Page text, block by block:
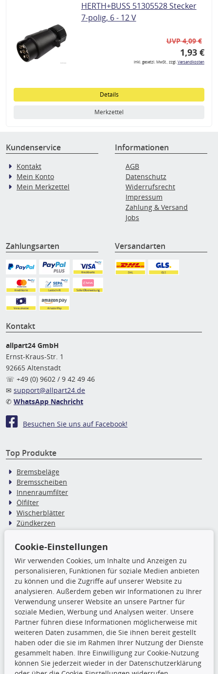
HERTH+BUSS 51305528 Stecker
7-polig, 6 - 12 V
UVP 4,09 €
1,93 €
inkl. gesetzl. MwSt., zzgl.Versandkosten
Details
Merkzettel
Kundenservice
Kontakt
Mein Konto
Mein Merkzettel
Informationen
AGB
Datenschutz
Widerrufsrecht
Impressum
Zahlung & Versand
Jobs
Zahlungsarten Versandarten
Kontakt
allpart24 GmbH
Ernst-Kraus-Str. 1
92665 Altenstadt
☏ +49 (0) 9602 / 9 42 49 46
✉ support@allpart24.de
✆ WhatsApp Nachricht
Besuchen Sie uns auf Facebook!
Top Produkte
Bremsbeläge
Bremsscheiben
Innenraumfilter
Ölfilter
Wischerblätter
Zündkerzen
TecDoc Inside
Die hier angezeigten Daten,
insbesondere die gesamte Datenbank,
dürfen nicht kopiert werden. Es ist zu
unterlassen, die Daten oder die gesamte Datenbank ohne
vorherige Zustimmung TecDocs zu vervielfältigen, zu
verbreiten und/oder diese Handlungen durch Dritte ausführen
zu lassen. Ein Zuwiderhandeln stellt eine
Urheberrechtsverletzung dar und wird verfolgt.
Ronny’s Newsletter
Cookie-Einstellungen
Wir verwenden Cookies, um Inhalte und Anzeigen zu
personalisieren, Funktionen für soziale Medien anbieten
zu können und die Zugriffe auf unserer Website zu
analysieren. Außerdem geben wir Informationen zu Ihrer
Verwendung unserer Website an unsere Partner für
soziale Medien, Werbung und Analysen weiter. Unsere
Partner führen diese Informationen möglicherweise mit
weiteren Daten zusammen, die Sie ihnen bereit gestellt
haben oder die sie im Rahmen Ihrer Nutzung der Dienste
gesammelt haben. Ihre Einwilligung zur Cookie-Nutzung
können Sie jederzeit wieder in der Datenschutzerklärung